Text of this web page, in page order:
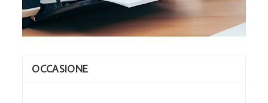
OCCASIONE